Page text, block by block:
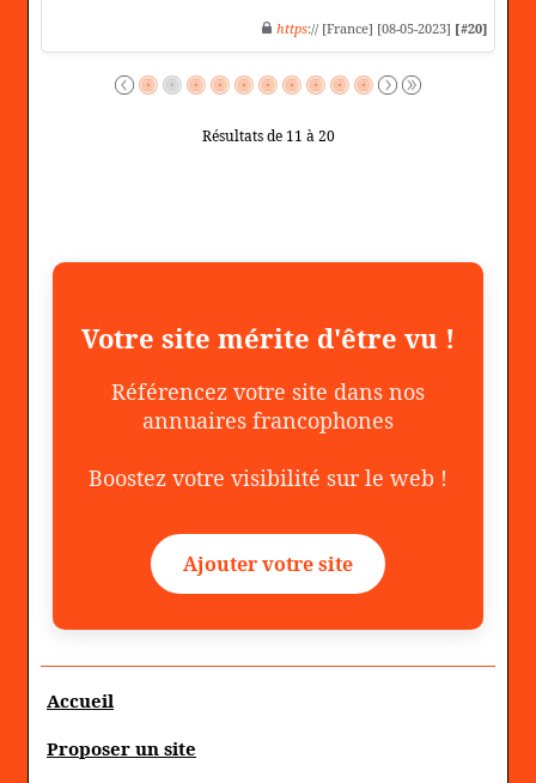
https:// [France] [08-05-2023] [#20]
Résultats de 11 à 20
Votre site mérite d'être vu !
Référencez votre site dans nos
annuaires francophones
Boostez votre visibilité sur le web !
Ajouter votre site
Accueil
Proposer un site